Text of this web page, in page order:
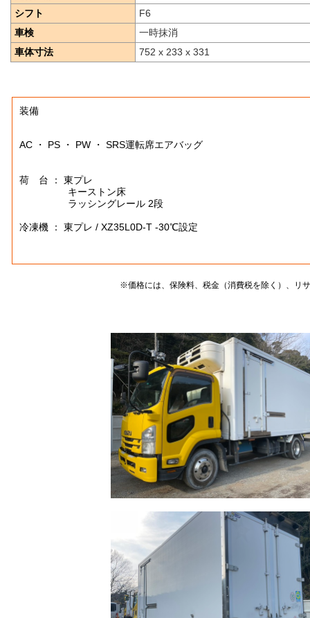
シフト
F6
車検
一時抹消
車体寸法
752 x 233 x 331
装備
AC ・ PS ・ PW ・ SRS運転席エアバッグ
荷 台 ： 東プレ
キーストン床
ラッシングレール 2段
冷凍機 ： 東プレ / XZ35L0D-T -30℃設定
※価格には、保険料、税金（消費税を除く）、リ